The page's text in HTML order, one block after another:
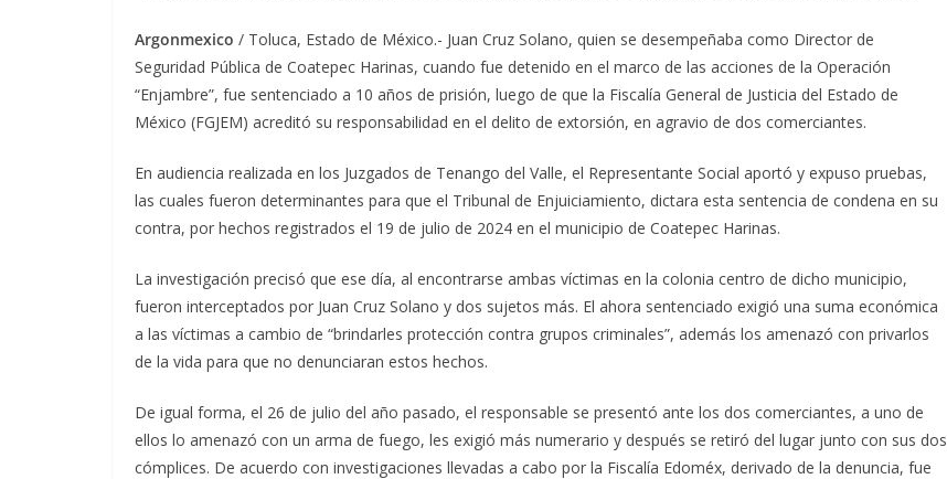
Argonmexico / Toluca, Estado de México.- Juan Cruz Solano, quien se desempeñaba como Director de
Seguridad Pública de Coatepec Harinas, cuando fue detenido en el marco de las acciones de la Operación
“Enjambre”, fue sentenciado a 10 años de prisión, luego de que la Fiscalía General de Justicia del Estado de
México (FGJEM) acreditó su responsabilidad en el delito de extorsión, en agravio de dos comerciantes.
En audiencia realizada en los Juzgados de Tenango del Valle, el Representante Social aportó y expuso pruebas,
las cuales fueron determinantes para que el Tribunal de Enjuiciamiento, dictara esta sentencia de condena en su
contra, por hechos registrados el 19 de julio de 2024 en el municipio de Coatepec Harinas.
La investigación precisó que ese día, al encontrarse ambas víctimas en la colonia centro de dicho municipio,
fueron interceptados por Juan Cruz Solano y dos sujetos más. El ahora sentenciado exigió una suma económica
a las víctimas a cambio de “brindarles protección contra grupos criminales”, además los amenazó con privarlos
de la vida para que no denunciaran estos hechos.
De igual forma, el 26 de julio del año pasado, el responsable se presentó ante los dos comerciantes, a uno de
ellos lo amenazó con un arma de fuego, les exigió más numerario y después se retiró del lugar junto con sus dos
cómplices. De acuerdo con investigaciones llevadas a cabo por la Fiscalía Edoméx, derivado de la denuncia, fue